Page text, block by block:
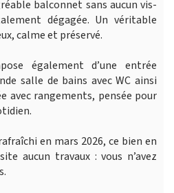
balconnet sans aucun vis-
dégagée. Un véritable
calme et préservé.
également d’une entrée
salle de bains avec WC ainsi
avec rangements, pensée pour
en mars 2026, ce bien en
aucun travaux : vous n’avez